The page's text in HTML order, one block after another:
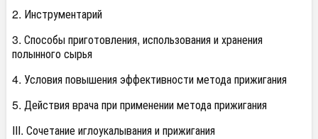
2. Инструментарий
3. Способы приготовления, использования и хранения
полынного сырья
4. Условия повышения эффективности метода прижигания
5. Действия врача при применении метода прижигания
III. Сочетание иглоукалывания и прижигания